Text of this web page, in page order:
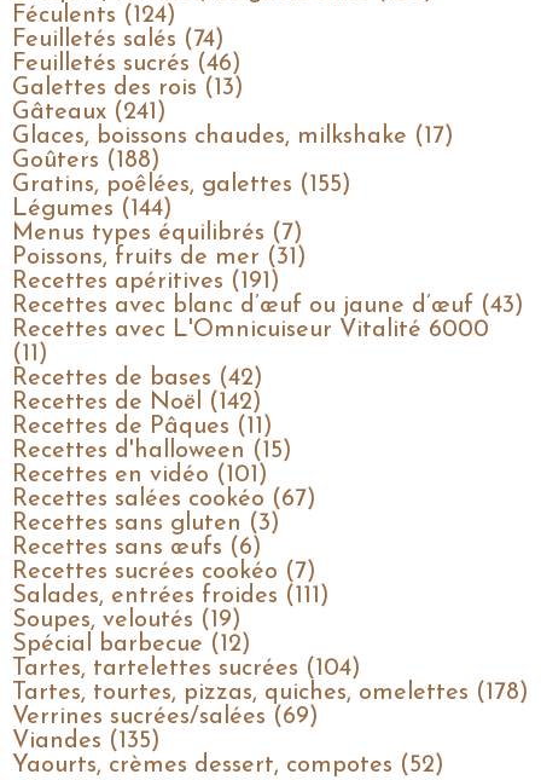
Féculents (124)
Feuilletés salés (74)
Feuilletés sucrés (46)
Galettes des rois (13)
Gâteaux (241)
Glaces, boissons chaudes, milkshake (17)
Goûters (188)
Gratins, poêlées, galettes (155)
Légumes (144)
Menus types équilibrés (7)
Poissons, fruits de mer (31)
Recettes apéritives (191)
Recettes avec blanc d’œuf ou jaune d’œuf (43)
Recettes avec L'Omnicuiseur Vitalité 6000
(11)
Recettes de bases (42)
Recettes de Noël (142)
Recettes de Pâques (11)
Recettes d'halloween (15)
Recettes en vidéo (101)
Recettes salées cookéo (67)
Recettes sans gluten (3)
Recettes sans œufs (6)
Recettes sucrées cookéo (7)
Salades, entrées froides (111)
Soupes, veloutés (19)
Spécial barbecue (12)
Tartes, tartelettes sucrées (104)
Tartes, tourtes, pizzas, quiches, omelettes (178)
Verrines sucrées/salées (69)
Viandes (135)
Yaourts, crèmes dessert, compotes (52)